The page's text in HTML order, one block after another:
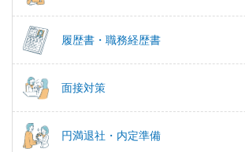
履歴書・職務経歴書
面接対策
円満退社・内定準備